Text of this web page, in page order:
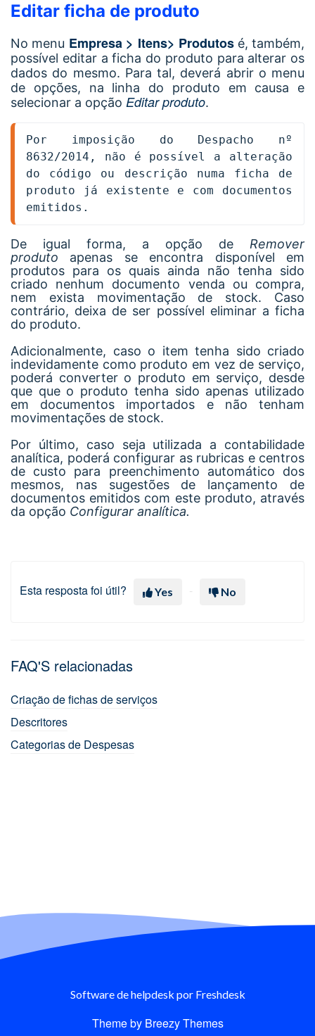
Editar ficha de produto
No menu Empresa > Itens> Produtos é, também,
possível editar a ficha do produto para alterar os
dados do mesmo. Para tal, deverá abrir o menu
de opções, na linha do produto em causa e
selecionar a opção Editar produto.
Por imposição do Despacho nº
8632/2014, não é possível a alteração
do código ou descrição numa ficha de
produto já existente e com documentos
emitidos.
De igual forma, a opção de Remover
produto
apenas se encontra disponível em
produtos para os quais ainda não tenha sido
criado nenhum documento venda ou compra,
nem exista movimentação de stock. Caso
contrário, deixa de ser possível eliminar a ficha
do produto.
Adicionalmente, caso o item tenha sido criado
indevidamente como produto em vez de serviço,
poderá converter o produto em serviço, desde
que que o produto tenha sido apenas utilizado
em documentos importados e não tenham
movimentações de stock.
Por último, caso seja utilizada a contabilidade
analítica, poderá configurar as rubricas e centros
de custo para preenchimento automático dos
mesmos, nas sugestões de lançamento de
documentos emitidos com este produto, através
da opção Configurar analítica.
Esta resposta foi útil? Yes No
FAQ'S relacionadas
Criação de fichas de serviços
Descritores
Categorias de Despesas
Software de helpdesk por Freshdesk
Theme by Breezy Themes